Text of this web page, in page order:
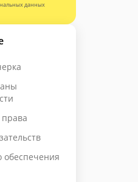
данных
обеспечения